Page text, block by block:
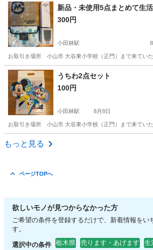
栃木 鹿沼市 新鹿沼駅 その他 キングダ
新品・未使用5点まとめて生
300円
小田林駅
お取引き場所 小山市 大谷東小学校（正門）まで来てい
栃木 小山市 小田林駅 その他
うちわ2点セット
100円
小田林駅 8月8日
お取引き場所 小山市 大谷東小学校（正門）まで来てい
栃木 小山市
もっと見る
ページTOPへ
欲しいモノが見つからなかった方
ご希望の条件を登録するだけで、新着情報をい
す。
選択中の条件 栃木県 売ります・あげます 生